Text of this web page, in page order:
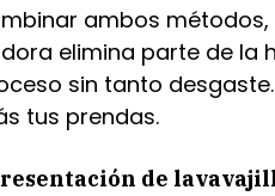
ambos
elimina parte de la
sin tanto
tus prendas.
de